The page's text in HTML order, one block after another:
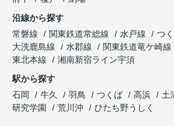
沿線から探す
常磐線
関東鉄道常総線 水戸線
つ
大洗鹿島線
水郡線 関東鉄道竜ケ崎線
東北本線
湘南新宿ライン宇須
駅から探す
石岡
牛久 羽鳥 つくば 高浜 土
研究学園
荒川沖 ひたち野うしく